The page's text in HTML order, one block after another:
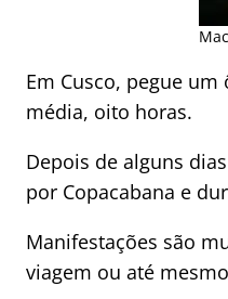
Em Cusco, pegue
média, oito horas.
Depois de alguns
por Copacabana e
Manifestações são
viagem ou até